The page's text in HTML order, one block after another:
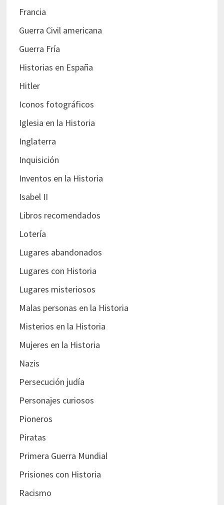
Francia
Guerra Civil americana
Guerra Fría
Historias en España
Hitler
Iconos fotográficos
Iglesia en la Historia
Inglaterra
Inquisición
Inventos en la Historia
Isabel II
Libros recomendados
Lotería
Lugares abandonados
Lugares con Historia
Lugares misteriosos
Malas personas en la Historia
Misterios en la Historia
Mujeres en la Historia
Nazis
Persecución judía
Personajes curiosos
Pioneros
Piratas
Primera Guerra Mundial
Prisiones con Historia
Racismo